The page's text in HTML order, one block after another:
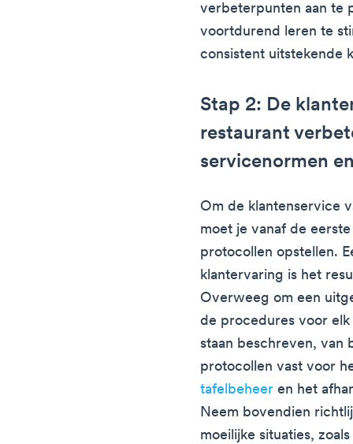
verbeterpunten aan te
voortdurend leren te
consistent uitstekende
Stap 2: De
restaurant
servicenormen
Om de klantenservice
moet je vanaf de
protocollen opstellen.
klantervaring is het
Overweeg om een
de procedures voor
staan beschreven, van
protocollen vast voor
tafelbeheer en het
Neem bovendien
moeilijke situaties,